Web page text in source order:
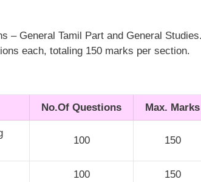
– General Tamil Part and General
each, totaling 150 marks per section.
No.Of Questions Max. Marks
100 150
100 150